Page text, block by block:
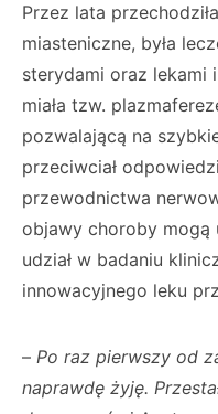
Przez lata
miasteniczne, była
sterydami oraz lekami
miała tzw.
pozwalającą na
przeciwciał
przewodnictwa
objawy choroby mogą
udział w badaniu
innowacyjnego leku
– Po raz pierwszy od
naprawdę żyję.